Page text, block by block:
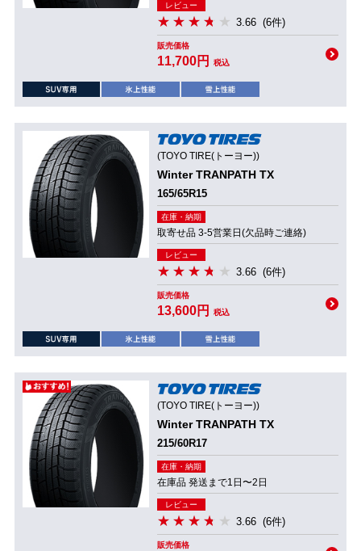
レビュー
3.66 (6件)
販売価格
11,700円 税込
(TOYO TIRE(トーヨー))
Winter TRANPATH TX
165/65R15
在庫・納期
取寄せ品 3-5営業日(欠品時ご連絡)
レビュー
3.66 (6件)
販売価格
13,600円 税込
(TOYO TIRE(トーヨー))
Winter TRANPATH TX
215/60R17
在庫・納期
在庫品 発送まで1日〜2日
レビュー
3.66 (6件)
販売価格